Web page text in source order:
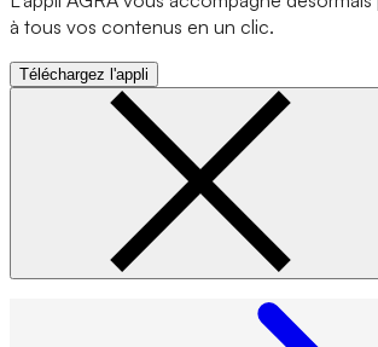
à tous vos contenus en un clic.
Téléchargez l'appli